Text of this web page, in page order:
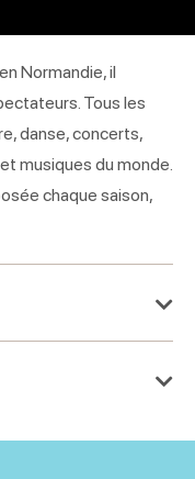
Normandie, il
Tous les
danse, concerts,
musiques du monde.
chaque saison,
2026
caen.notre-